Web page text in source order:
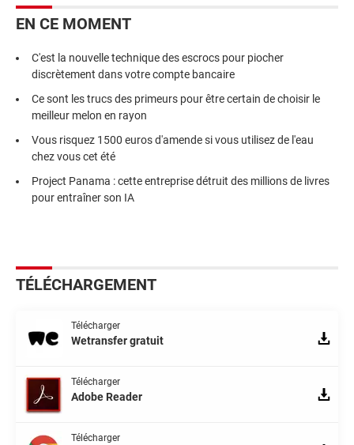
EN CE MOMENT
C'est la nouvelle technique des escrocs pour piocher
discrètement dans votre compte bancaire
Ce sont les trucs des primeurs pour être certain de choisir le
meilleur melon en rayon
Vous risquez 1500 euros d'amende si vous utilisez de l'eau
chez vous cet été
Project Panama : cette entreprise détruit des millions de livres
pour entraîner son IA
TÉLÉCHARGEMENT
Télécharger
Wetransfer gratuit
Télécharger
Adobe Reader
Télécharger